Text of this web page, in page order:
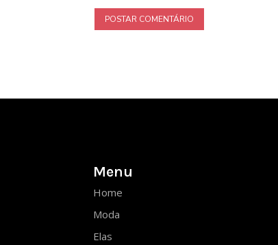
Menu
Home
Moda
Elas